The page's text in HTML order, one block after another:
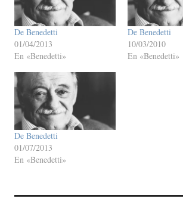
De Benedetti
01/04/2013
En «Benedetti»
De Benedetti
10/03/2010
En «Benedetti»
De Benedetti
01/07/2013
En «Benedetti»